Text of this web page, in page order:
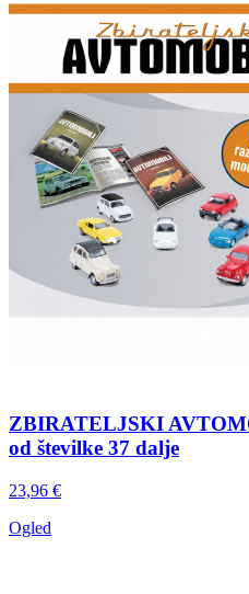
ZBIRATELJSKI
od številke 37 dalje
23,96 €
Ogled